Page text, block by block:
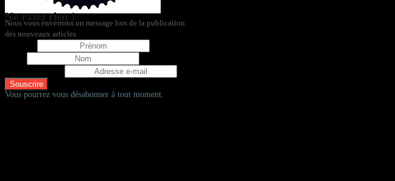
Ne ratez rien !
Nous vous enverrons un message lors de la publication
des nouveaux articles
Vous pourrez vous désabonner à tout moment.